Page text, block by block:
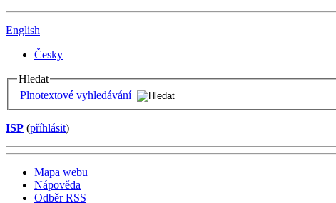
English
Česky
Hledat
Plnotextové vyhledávání
ISP (příhlásit)
Mapa webu
Nápověda
Odběr RSS